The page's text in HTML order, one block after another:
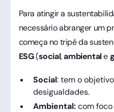
Para atingir a
necessário abranger um
começa no tripé da
ESG(social,ambientale
Social: tem o
desigualdades.
Ambiental:com